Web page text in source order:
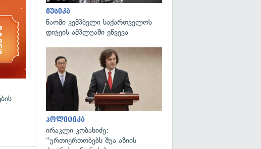
მუსიკა
ნაომი კემპბელი საქართველოს
დიჯეის ამპლუაში ეწვევა
პოლიტიკა
ირაკლი კობახიძე:
"ურთიერთობებს შუა აზიის